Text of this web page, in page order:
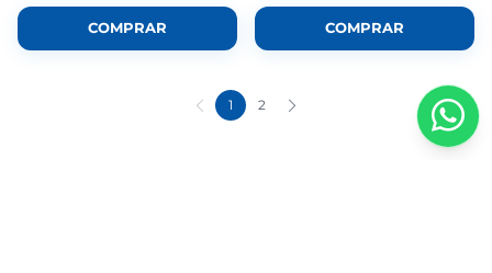
COMPRAR COMPRAR
1 2